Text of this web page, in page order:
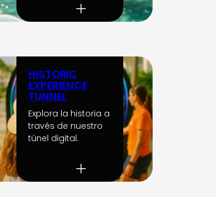
HISTORIC
EXPERIENCE
TUNNEL
Explora la historia a
través de nuestro
túnel digital.